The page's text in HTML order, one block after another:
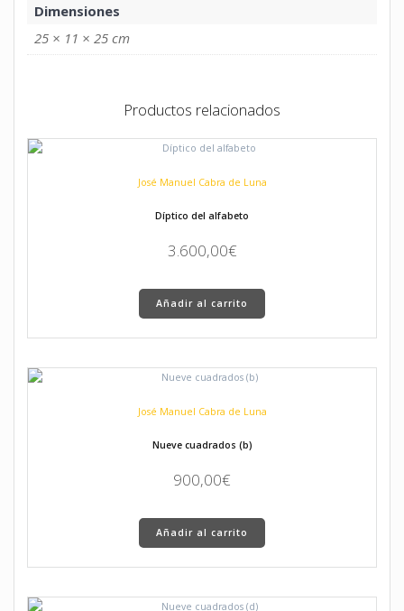
Dimensiones
25 × 11 × 25 cm
Productos relacionados
José Manuel Cabra de Luna
Díptico del alfabeto
3.600,00€
Añadir al carrito
José Manuel Cabra de Luna
Nueve cuadrados (b)
900,00€
Añadir al carrito